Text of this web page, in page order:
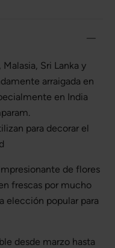
Sri Lanka y
arraigada en
en India
para decorar el
de flores
frescas por mucho
elección popular para
desde marzo hasta